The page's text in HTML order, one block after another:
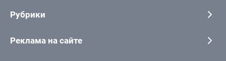
Рубрики
Реклама на сайте